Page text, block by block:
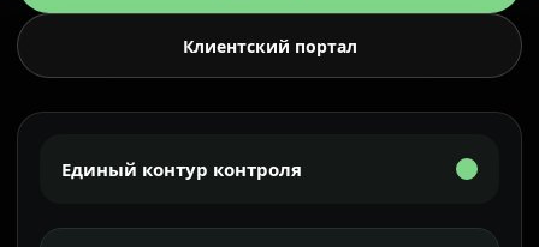
Клиентский портал
Единый контур контроля